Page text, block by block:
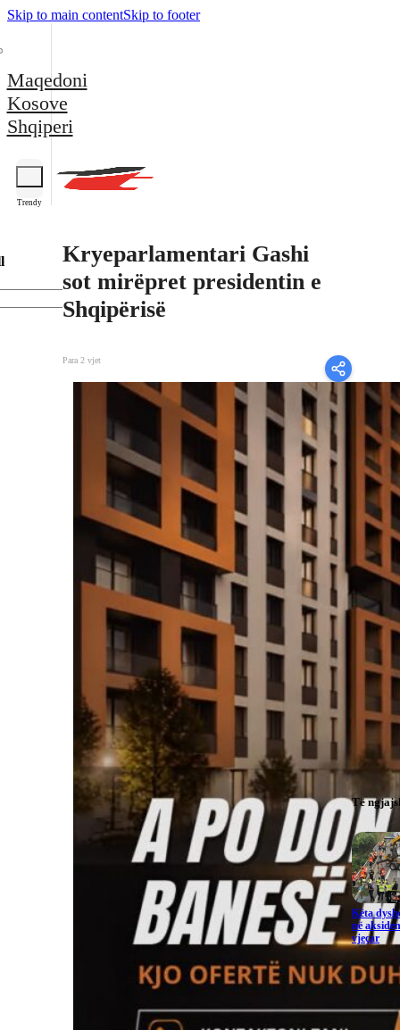
Skip to main contentSkip to footer
Maqedoni
Kosove
Shqiperi
Trendy
Kryeparlamentari Gashi
sot mirëpret presidentin e
Shqipërisë
Para 2 vjet
Të
Këta
në
vjeçar